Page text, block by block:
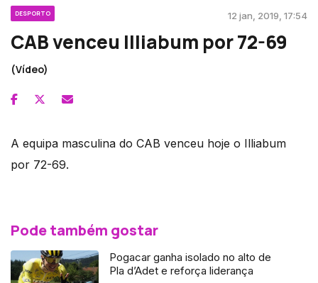
DESPORTO 12 jan, 2019, 17:54
CAB venceu Illiabum por 72-69
(Vídeo)
A equipa masculina do CAB venceu hoje o Illiabum
por 72-69.
Pode também gostar
Pogacar ganha isolado no alto de
Pla d’Adet e reforça liderança